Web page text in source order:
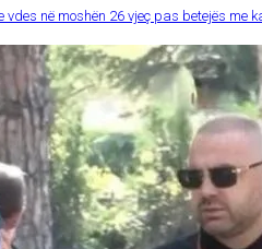
vdes në moshën 26 vjeç pas betejës me